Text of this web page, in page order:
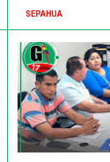
SEPAHUA